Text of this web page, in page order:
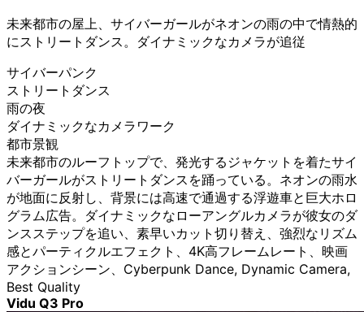
未来都市の屋上、サイバーガールがネオンの雨の中で情熱的
にストリートダンス。ダイナミックなカメラが追従
サイバーパンク
ストリートダンス
雨の夜
ダイナミックなカメラワーク
都市景観
未来都市のルーフトップで、発光するジャケットを着たサイ
バーガールがストリートダンスを踊っている。ネオンの雨水
が地面に反射し、背景には高速で通過する浮遊車と巨大ホロ
グラム広告。ダイナミックなローアングルカメラが彼女のダ
ンスステップを追い、素早いカット切り替え、強烈なリズム
感とパーティクルエフェクト、4K高フレームレート、映画
アクションシーン、Cyberpunk Dance, Dynamic Camera,
Best Quality
Vidu Q3 Pro